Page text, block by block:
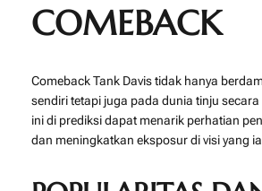
COMEBACK
Comeback Tank Davis tidak hanya
sendiri tetapi juga pada dunia tinju
ini di prediksi dapat menarik perhatian
dan meningkatkan eksposur di visi yang